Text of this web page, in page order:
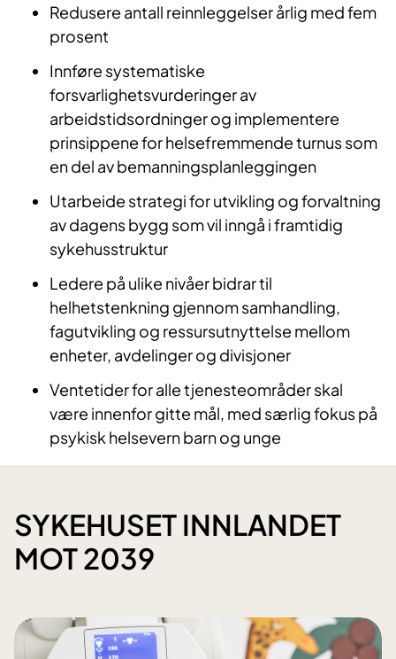
Redusere antall reinnleggelser årlig med fem
prosent
Innføre systematiske
forsvarlighetsvurderinger av
arbeidstidsordninger og implementere
prinsippene for helsefremmende turnus som
en del av bemanningsplanleggingen
Utarbeide strategi for utvikling og forvaltning
av dagens bygg som vil inngå i framtidig
sykehusstruktur
Ledere på ulike nivåer bidrar til
helhetstenkning gjennom samhandling,
fagutvikling og ressursutnyttelse mellom
enheter, avdelinger og divisjoner
Ventetider for alle tjenesteområder skal
være innenfor gitte mål, med særlig fokus på
psykisk helsevern barn og unge
SYKEHUSET INNLANDET
MOT 2039